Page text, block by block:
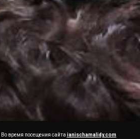
Во время посещения сайта ianischamalidy.com